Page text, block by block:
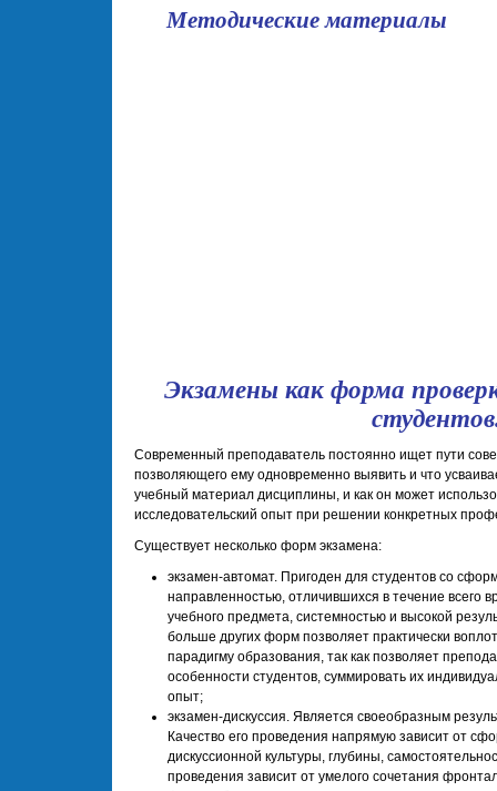
Методические материалы
Экзамены как форма
Современный преподаватель постоянно ищет пути
позволяющего ему одновременно выявить и что
учебный материал дисциплины, и как он может
исследовательский опыт при решении конкретных
Существует несколько форм экзамена:
экзамен-автомат. Пригоден для студентов со
направленностью, отличившихся в течение всего
учебного предмета, системностью и высокой
больше других форм позволяет практически
парадигму образования, так как позволяет
особенности студентов, суммировать их
опыт;
экзамен-дискуссия. Является своеобразным
Качество его проведения напрямую зависит от
дискуссионной культуры, глубины,
проведения зависит от умелого сочетания